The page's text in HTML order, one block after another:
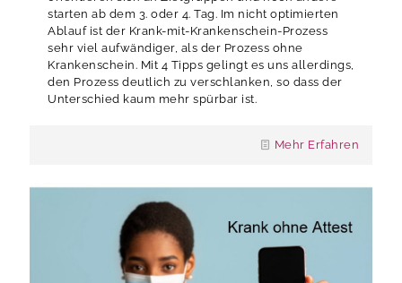
starten ab dem 3. oder 4. Tag. Im nicht optimierten
Ablauf ist der Krank-mit-Krankenschein-Prozess
sehr viel aufwändiger, als der Prozess ohne
Krankenschein. Mit 4 Tipps gelingt es uns allerdings,
den Prozess deutlich zu verschlanken, so dass der
Unterschied kaum mehr spürbar ist.
Mehr Erfahren